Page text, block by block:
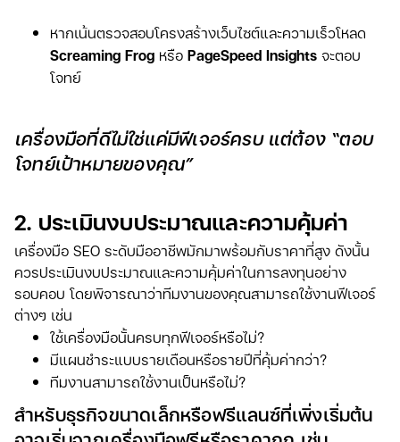
หากเน้นตรวจสอบโครงสร้างเว็บไซต์และความเร็วโหลด
Screaming Frog หรือ PageSpeed Insights จะตอบ
โจทย์
เครื่องมือที่ดีไม่ใช่แค่มีฟีเจอร์ครบ แต่ต้อง “ตอบ
โจทย์เป้าหมายของคุณ”
2. ประเมินงบประมาณและความคุ้มค่า
เครื่องมือ SEO ระดับมืออาชีพมักมาพร้อมกับราคาที่สูง ดังนั้น
ควรประเมินงบประมาณและความคุ้มค่าในการลงทุนอย่าง
รอบคอบ โดยพิจารณาว่าทีมงานของคุณสามารถใช้งานฟีเจอร์
ต่างๆ เช่น
ใช้เครื่องมือนั้นครบทุกฟีเจอร์หรือไม่?
มีแผนชำระแบบรายเดือนหรือรายปีที่คุ้มค่ากว่า?
ทีมงานสามารถใช้งานเป็นหรือไม่?
สำหรับธุรกิจขนาดเล็กหรือฟรีแลนซ์ที่เพิ่งเริ่มต้น